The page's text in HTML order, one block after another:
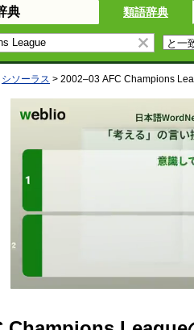
典 類語辞典
シソーラス > 2002–03 AFC Champions